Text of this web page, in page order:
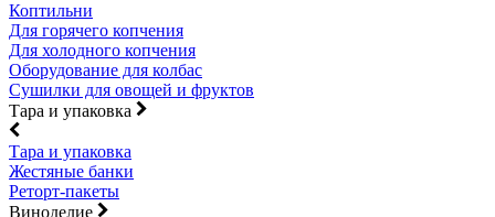
Коптильни
Для горячего копчения
Для холодного копчения
Оборудование для колбас
Сушилки для овощей и фруктов
Тара и упаковка
Тара и упаковка
Жестяные банки
Реторт-пакеты
Виноделие